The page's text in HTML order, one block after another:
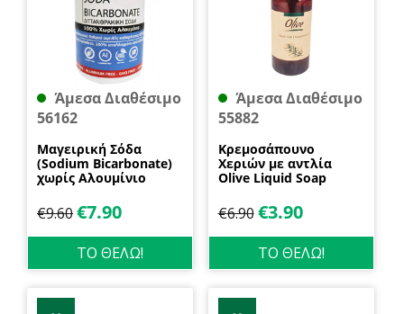
Άμεσα Διαθέσιμο
56162
Μαγειρική Σόδα
(Sodium Bicarbonate)
χωρίς Αλουμίνιο
€9.60€7.90
ΤΟ ΘΕΛΩ!
Άμεσα Διαθέσιμο
55882
Κρεμοσάπουνο
Χεριών με αντλία
Olive Liquid Soap
€6.90 €3.90
ΤΟ ΘΕΛΩ!